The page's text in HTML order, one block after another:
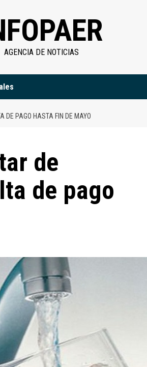
AGENCIA DE NOTICIAS
DE PAGO HASTA FIN DE MAYO
de
de pago